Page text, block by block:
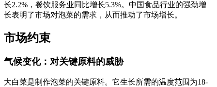
长2.2%，餐饮服务业同比增长5.3%。中国食品行业的强劲增
长表明了市场对泡菜的需求，从而推动了市场增长。
市场约束
气候变化：对关键原料的威胁
大白菜是制作泡菜的关键原料。它生长所需的温度范围为18-